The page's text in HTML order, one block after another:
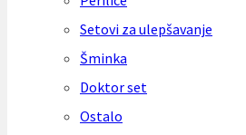
Setovi za ulepšavanje
Šminka
Doktor set
Ostalo